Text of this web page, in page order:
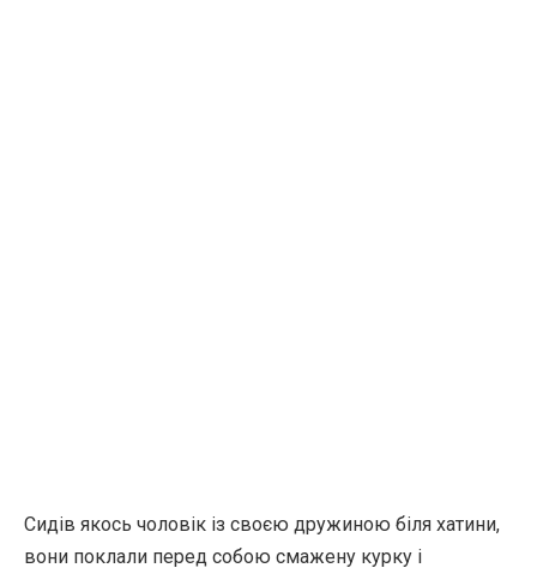
Сидів якось чоловік із своєю дружиною біля хатини,
вони поклали перед собою смажену курку і